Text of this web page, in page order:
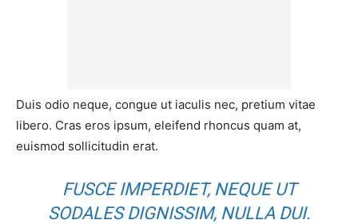
Duis odio neque, congue ut iaculis nec, pretium vitae
libero. Cras eros ipsum, eleifend rhoncus quam at,
euismod sollicitudin erat.
FUSCE IMPERDIET, NEQUE UT
SODALES DIGNISSIM, NULLA DUI.